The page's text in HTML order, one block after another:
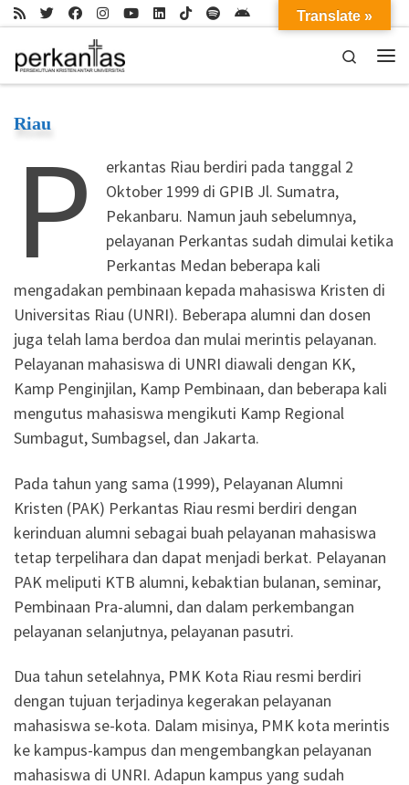
Skip to content
Search
Riau
P
erkantas Riau berdiri pada tanggal 2
Oktober 1999 di GPIB Jl. Sumatra,
Pekanbaru. Namun jauh sebelumnya,
pelayanan Perkantas sudah dimulai ketika
Perkantas Medan beberapa kali
mengadakan pembinaan kepada mahasiswa Kristen di
Universitas Riau (UNRI). Beberapa alumni dan dosen
juga telah lama berdoa dan mulai merintis pelayanan.
Pelayanan mahasiswa di UNRI diawali dengan KK,
Kamp Penginjilan, Kamp Pembinaan, dan beberapa kali
mengutus mahasiswa mengikuti Kamp Regional
Sumbagut, Sumbagsel, dan Jakarta.
Pada tahun yang sama (1999), Pelayanan Alumni
Kristen (PAK) Perkantas Riau resmi berdiri dengan
kerinduan alumni sebagai buah pelayanan mahasiswa
tetap terpelihara dan dapat menjadi berkat. Pelayanan
PAK meliputi KTB alumni, kebaktian bulanan, seminar,
Pembinaan Pra-alumni, dan dalam perkembangan
pelayanan selanjutnya, pelayanan pasutri.
Dua tahun setelahnya, PMK Kota Riau resmi berdiri
dengan tujuan terjadinya kegerakan pelayanan
mahasiswa se-kota. Dalam misinya, PMK kota merintis
ke kampus-kampus dan mengembangkan pelayanan
mahasiswa di UNRI. Adapun kampus yang sudah
Translate »